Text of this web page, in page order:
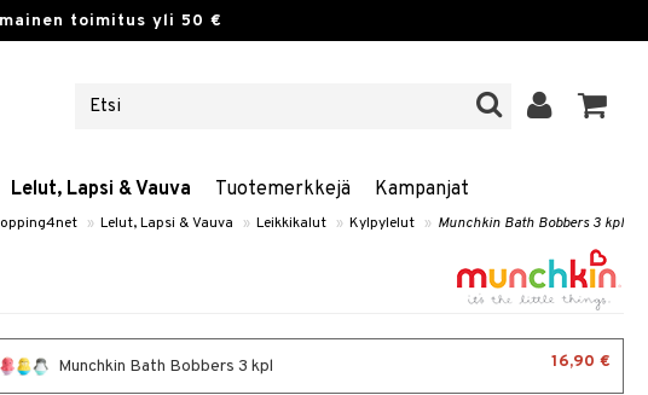
toimitus yli 50 €
Lelut, Lapsi & Vauva Tuotemerkkejä Kampanjat
» Lelut, Lapsi & Vauva » Leikkikalut » Kylpylelut » Munchkin Bath Bobbers 3 kpl
Munchkin Bath Bobbers 3 kpl 16,90 €